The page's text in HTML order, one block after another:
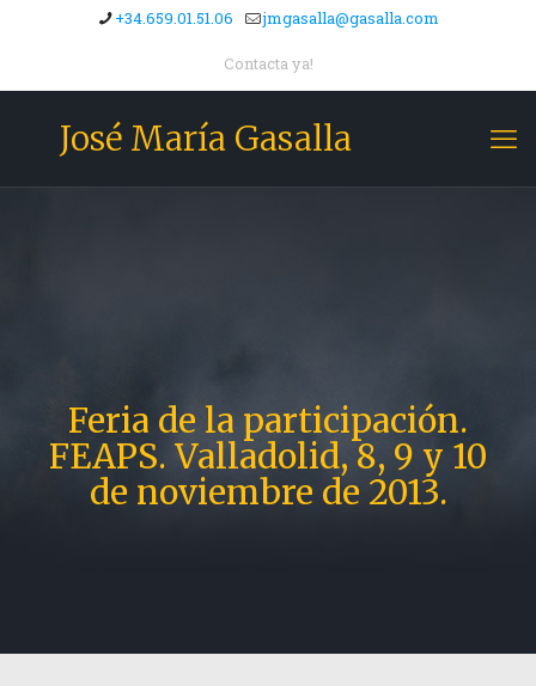
+34.659.01.51.06 jmgasalla@gasalla.com
Contacta ya!
José María Gasalla
Feria de la participación.
FEAPS. Valladolid, 8, 9 y 10
de noviembre de 2013.